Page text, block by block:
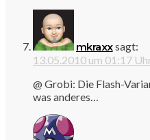
mkraxxsagt:
13.05.2010 um 01:17
@ Grobi: Die Flash-
was anderes…